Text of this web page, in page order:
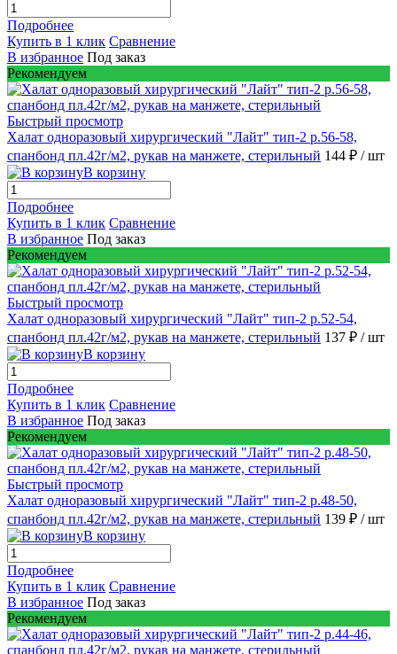
Подробнее
Купить в 1 клик Сравнение
В избранное Под заказ
Рекомендуем
Быстрый просмотр
Халат одноразовый хирургический "Лайт" тип-2 р.56-58,
спанбонд пл.42г/м2, рукав на манжете, стерильный 144 ₽ / шт
В корзину
Подробнее
Купить в 1 клик Сравнение
В избранное Под заказ
Рекомендуем
Быстрый просмотр
Халат одноразовый хирургический "Лайт" тип-2 р.52-54,
спанбонд пл.42г/м2, рукав на манжете, стерильный 137 ₽ / шт
В корзину
Подробнее
Купить в 1 клик Сравнение
В избранное Под заказ
Рекомендуем
Быстрый просмотр
Халат одноразовый хирургический "Лайт" тип-2 р.48-50,
спанбонд пл.42г/м2, рукав на манжете, стерильный 139 ₽ / шт
В корзину
Подробнее
Купить в 1 клик Сравнение
В избранное Под заказ
Рекомендуем